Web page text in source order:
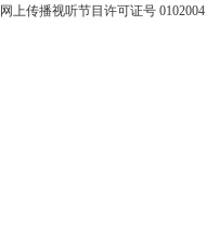
网上传播视听节目许可证号 0102004